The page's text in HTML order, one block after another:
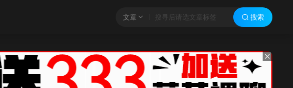
文章 搜索